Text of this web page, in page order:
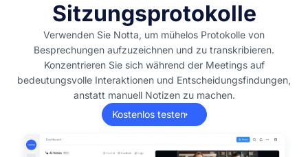
Sitzungsprotokolle
Verwenden Sie Notta, um mühelos Protokolle von
Besprechungen aufzuzeichnen und zu transkribieren.
Konzentrieren Sie sich während der Meetings auf
bedeutungsvolle Interaktionen und Entscheidungsfindungen,
anstatt manuell Notizen zu machen.
Kostenlos testen